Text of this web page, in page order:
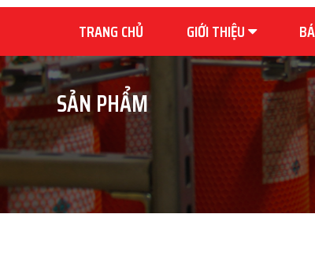
TRANG CHỦ GIỚI THIỆU
SẢN PHẨM